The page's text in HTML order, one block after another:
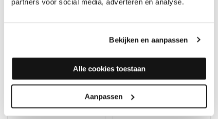
partners voor social media, adverteren en analyse.
Bekijken en aanpassen
Alle cookies toestaan
Aanpassen